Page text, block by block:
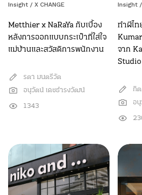
Insight / X CHANGE
Metthier x NaRaYa กับเบื้อง
หลังการออกแบบกระเป๋าที่ใส่ใจ
แม่บ้านและสวัสดิการพนักงาน
รตา มนตรีวัต
อนุวัตน์ เดชธำรงวัฒน์
1343
Insight /
ทำผีไท
จาก
Studio
กิ
อ